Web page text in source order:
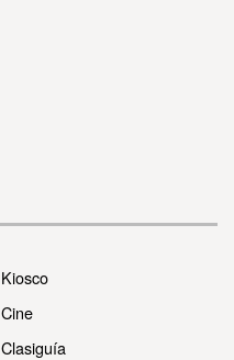
Kiosco
Cine
Clasiguía